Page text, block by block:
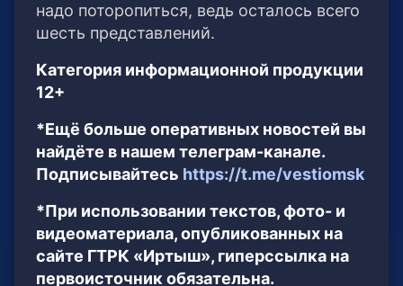
надо поторопиться, ведь осталось всего
шесть представлений.
Категория информационной продукции
12+
*Ещё больше оперативных новостей вы
найдёте в нашем телеграм-канале.
Подписывайтесь https://t.me/vestiomsk
*При использовании текстов, фото- и
видеоматериала, опубликованных на
сайте ГТРК «Иртыш», гиперссылка на
первоисточник обязательна.